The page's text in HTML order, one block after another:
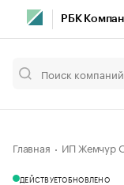
РБК
Главная ИП Жемчур
ДЕЙСТВУЕТОБНОВЛЕНО